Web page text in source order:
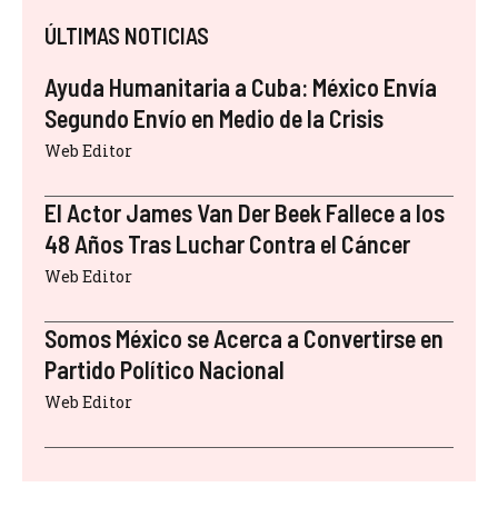
ÚLTIMAS NOTICIAS
Ayuda Humanitaria a Cuba: México Envía
Segundo Envío en Medio de la Crisis
Web Editor
El Actor James Van Der Beek Fallece a los
48 Años Tras Luchar Contra el Cáncer
Web Editor
Somos México se Acerca a Convertirse en
Partido Político Nacional
Web Editor